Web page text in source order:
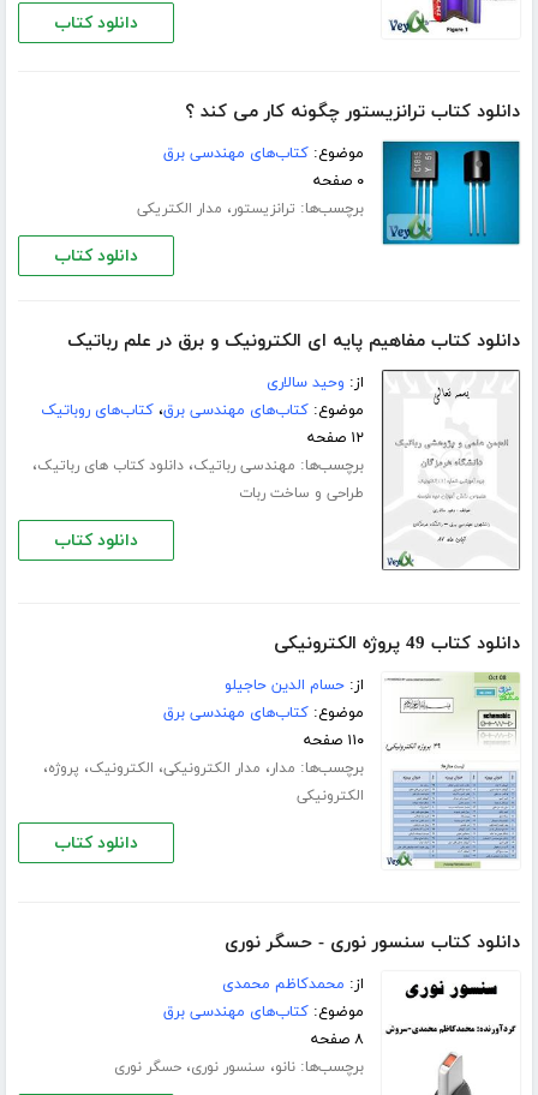
دانلود کتاب
دانلود کتاب ترانزیستور چگونه کار می کند ؟
موضوع:کتاب‌های مهندسی برق
۰ صفحه
برچسب‌ها: ترانزیستور، مدار الکتریکی
دانلود کتاب
دانلود کتاب مفاهیم پایه ای الکترونیک و برق در علم رباتیک
از: وحید سالاری
موضوع:کتاب‌های مهندسی برق،کتاب‌های روباتیک
۱۲ صفحه
برچسب‌ها: مهندسی رباتیک،دانلود کتاب های رباتیک،
طراحی و ساخت ربات
دانلود کتاب
دانلود کتاب 49 پروژه الکترونیکی
از:حسام الدین حاجیلو
موضوع:کتاب‌های مهندسی برق
۱۱۰ صفحه
برچسب‌ها: مدار، مدار الکترونیکی، الکترونیک، پروژه،
الکترونیکی
دانلود کتاب
دانلود کتاب سنسور نوری - حسگر نوری
از: محمدکاظم محمدی
موضوع:کتاب‌های مهندسی برق
۸ صفحه
برچسب‌ها:نانو، سنسور نوری،حسگر نوری